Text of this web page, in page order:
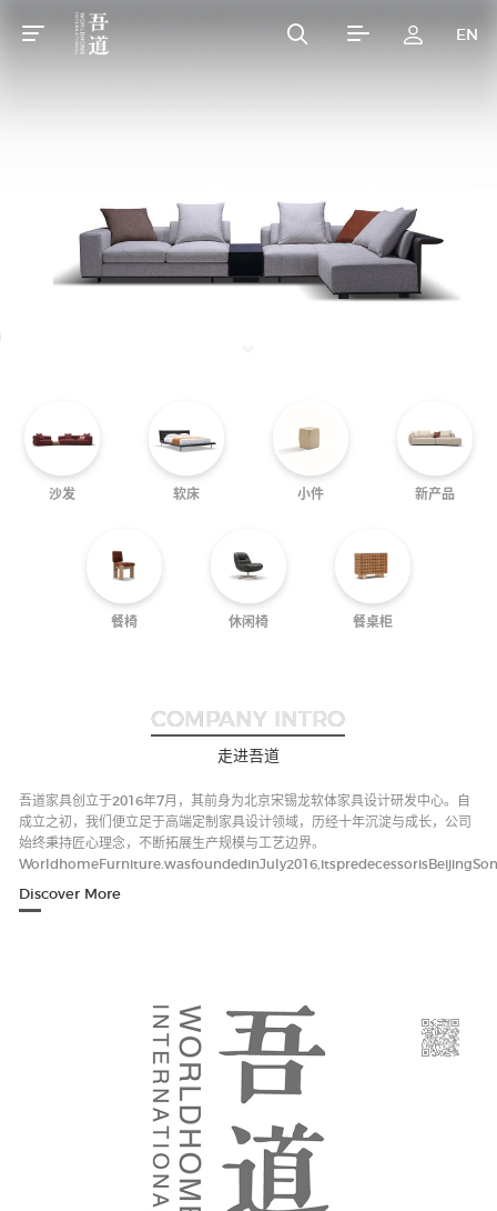
Upholstered bed
EN
沙发 软床 小件 新产品
餐椅 休闲椅 餐桌柜
COMPANY INTRO
走进吾道
吾道家具创立于2016年7月，其前身为北京宋锡龙软体家具设计研发中心。自
成立之初，我们便立足于高端定制家具设计领域，历经十年沉淀与成长，公司
始终秉持匠心理念，不断拓展生产规模与工艺边界。
Discover More